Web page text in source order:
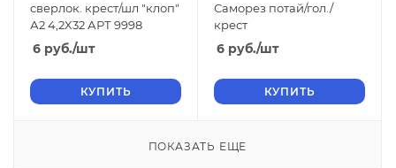
сверлок. крест/шл "клоп"
А2 4,2X32 АРТ 9998
6 руб./шт
КУПИТЬ
Саморез потай/гол./
крест
6 руб./шт
КУПИТЬ
ПОКАЗАТЬ ЕЩЕ